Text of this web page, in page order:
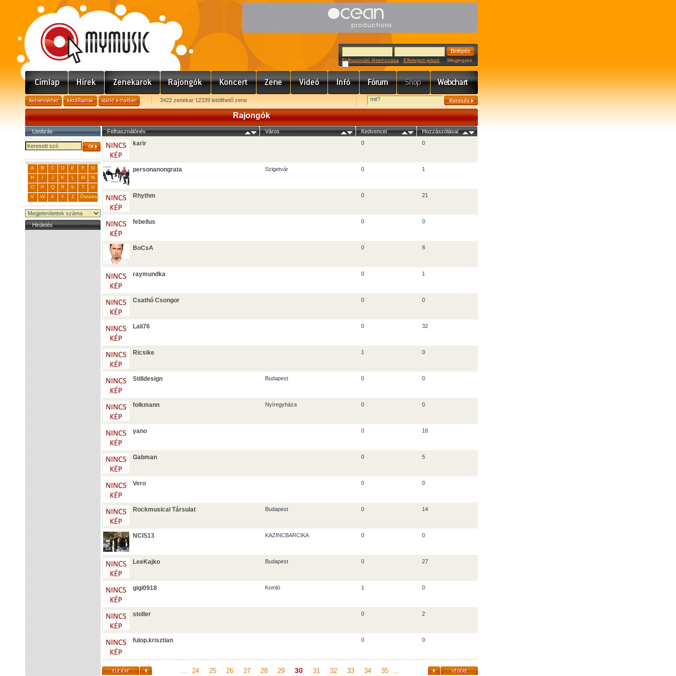
Felhasználó létrehozása Elfelejtett jelszó Megjegyez
3422 zenekar 12339 letölthető zene
Rajongók
Listázás
A B C D E F
G
H
I J K L M
N
O
P Q R S T
U
V
W X Y Z Összes
Hirdetés
Felhasználónév Város Kedvencei Hozzászólásai
karir 0 0
personanongrata Szigetvár 0 1
Rhythm 0 21
febellus 0 0
BoCsA 0 8
raymundka 0 1
Csathó Csongor 0 0
Lali76 0 32
Ricsike 1 0
Stilldesign Budapest 0 0
folkmann Nyíregyháza 0 0
yano 0 18
Gabman 0 5
Vero 0 0
Rockmusical Társulat Budapest 0 14
NCIS13 KAZINCBARCIKA 0 0
LeeKajko Budapest 0 27
gigi0918 Komló 1 0
stoller 0 2
fulop.krisztian 0 0
... 24 25 26 27 28 29 30 31 32 33 34 35 ...